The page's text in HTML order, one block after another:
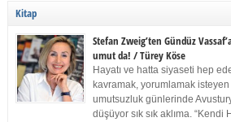
Kitap
Stefan Zweig’ten Gündüz
umut da! / Türey Köse
Hayatı ve hatta siyaseti hep
kavramak, yorumlamak
umutsuzluk günlerinde
düşüyor sık sık aklıma. “Kendi